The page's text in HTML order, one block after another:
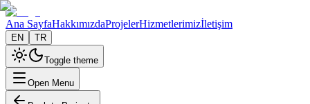
Ana SayfaHakkımızdaProjelerHizmetlerimizİletişim
EN TR
Toggle theme
Open Menu